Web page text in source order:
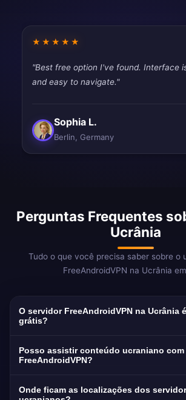
★★★★★
"Best free option I've found. Interface
and easy to navigate."
Sophia L.
Berlin, Germany
Perguntas Frequentes
Ucrânia
Tudo o que você precisa saber sobre o
FreeAndroidVPN na Ucrânia
O servidor FreeAndroidVPN na Ucrânia
grátis?
Sim! O servidor FreeAndroidVPN
100% grátis. Essencial para mais
Posso assistir conteúdo ucraniano com
FreeAndroidVPN?
Onde ficam as localizações dos